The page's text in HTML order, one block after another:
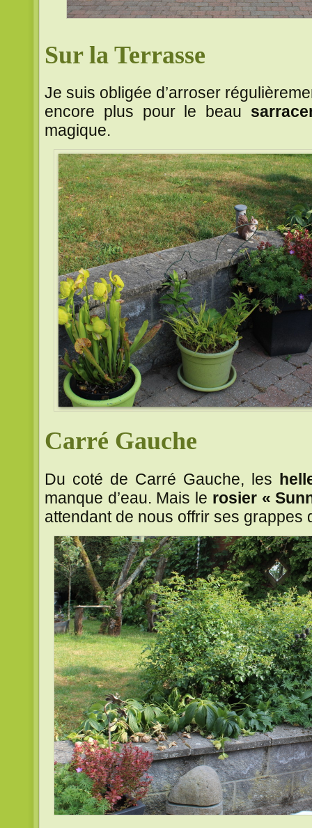
Sur la Terrasse
Je suis obligée d’arroser
encore plus pour le beau
magique.
Carré Gauche
Du coté de Carré Gauche, les
manque d’eau. Mais le rosier «
attendant de nous offrir ses grappes